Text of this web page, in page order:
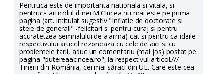
Pentruca este de importanta nationala si vitala, si
pentruca articolul d-nei M.Cincea nu mai este pe prima
pagina (art. intitulat sugestiv "Inflatie de doctorate si
stele de generali" -felicitari si pentru curaj si pentru
acuratetzea semnalului de alarma) cat si pentru ca ideile
respectivului articol rezoneaza cu cele de aici si cu
problemele tarii, aduc un comentariu (mai jos) postat pe
pagina "putereaacincea.ro", la respectivul articol.///
Tinerii din România, cei mai săraci din UE. Care este cea